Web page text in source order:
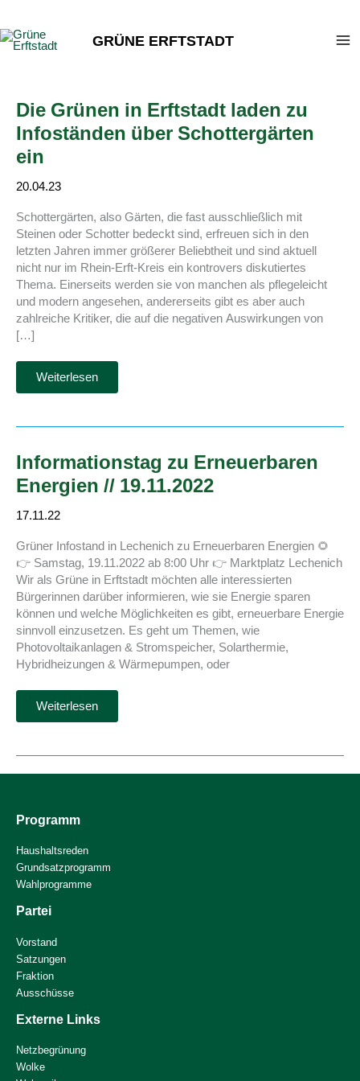
springen
GRÜNE ERFTSTADT
Die Grünen in Erftstadt laden zu
Infoständen über Schottergärten
ein
20.04.23
Schottergärten, also Gärten, die fast ausschließlich mit
Steinen oder Schotter bedeckt sind, erfreuen sich in den
letzten Jahren immer größerer Beliebtheit und sind aktuell
nicht nur im Rhein-Erft-Kreis ein kontrovers diskutiertes
Thema. Einerseits werden sie von manchen als pflegeleicht
und modern angesehen, andererseits gibt es aber auch
zahlreiche Kritiker, die auf die negativen Auswirkungen von
[…]
Die
in
zu
über
Schottergärten
Weiterlesen
Informationstag zu Erneuerbaren
Energien // 19.11.2022
17.11.22
Grüner Infostand in Lechenich zu Erneuerbaren Energien 🌻
👉 Samstag, 19.11.2022 ab 8:00 Uhr 👉 Marktplatz Lechenich
Wir als Grüne in Erftstadt möchten alle interessierten
Bürgerinnen darüber informieren, wie sie Energie sparen
können und welche Möglichkeiten es gibt, erneuerbare Energie
sinnvoll einzusetzen. Es geht um Themen, wie
Photovoltaikanlagen & Stromspeicher, Solarthermie,
Hybridheizungen & Wärmepumpen, oder
Informationstag
Weiterlesen
Programm
Haushaltsreden
Grundsatzprogramm
Wahlprogramme
Partei
Vorstand
Satzungen
Fraktion
Ausschüsse
Externe Links
Netzbegrünung
Wolke